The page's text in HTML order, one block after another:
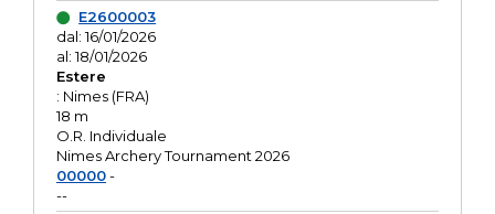
E2600003
dal: 16/01/2026
al: 18/01/2026
Estere
: Nimes (FRA)
18 m
O.R. Individuale
Nimes Archery Tournament 2026
00000-
--